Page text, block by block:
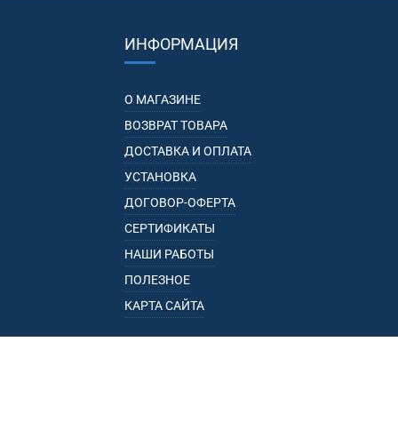
ИНФОРМАЦИЯ
О МАГАЗИНЕ
ВОЗВРАТ ТОВАРА
ДОСТАВКА И ОПЛАТА
УСТАНОВКА
ДОГОВОР-ОФЕРТА
СЕРТИФИКАТЫ
НАШИ РАБОТЫ
ПОЛЕЗНОЕ
КАРТА САЙТА